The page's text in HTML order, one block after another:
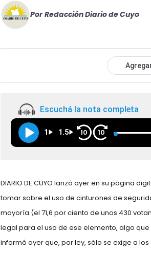
Por Redacción Diario de Cuyo
Escuchá la nota completa
1 1.5 10 10
DIARIO DE CUYO lanzó ayer en su página
tomar sobre el uso de cinturones de
mayoría (el 71,6 por ciento de unos 430
legal para el uso de ese elemento, algo
informó ayer que, por ley, sólo se exige a